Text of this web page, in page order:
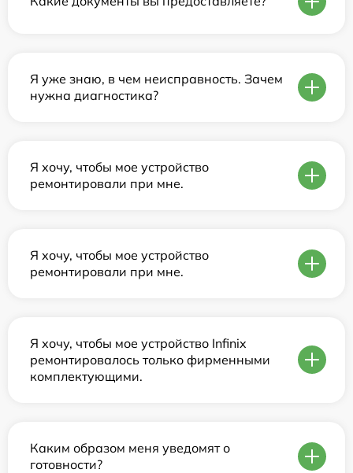
Я уже знаю, в чем неисправность. Зачем
нужна диагностика?
Я хочу, чтобы мое устройство
ремонтировали при мне.
Я хочу, чтобы мое устройство
ремонтировали при мне.
Я хочу, чтобы мое устройство Infinix
ремонтировалось только фирменными
комплектующими.
Каким образом меня уведомят о
готовности?